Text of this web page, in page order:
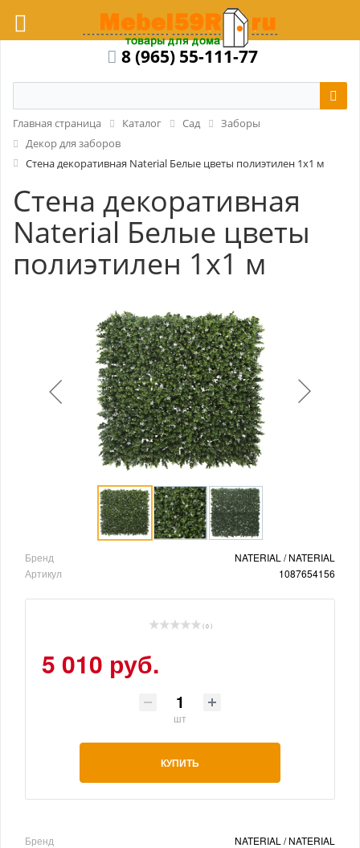
8 (965) 55-111-77
Главная страница Каталог Сад
Заборы
Декор для заборов
Стена декоративная Naterial Белые цветы полиэтилен 1x1 м
Стена декоративная
Naterial Белые цветы
полиэтилен 1x1 м
Бренд
NATERIAL / NATERIAL
Артикул
1087654156
( 0 )
5 010 руб.
шт
КУПИТЬ
Бренд
NATERIAL / NATERIAL